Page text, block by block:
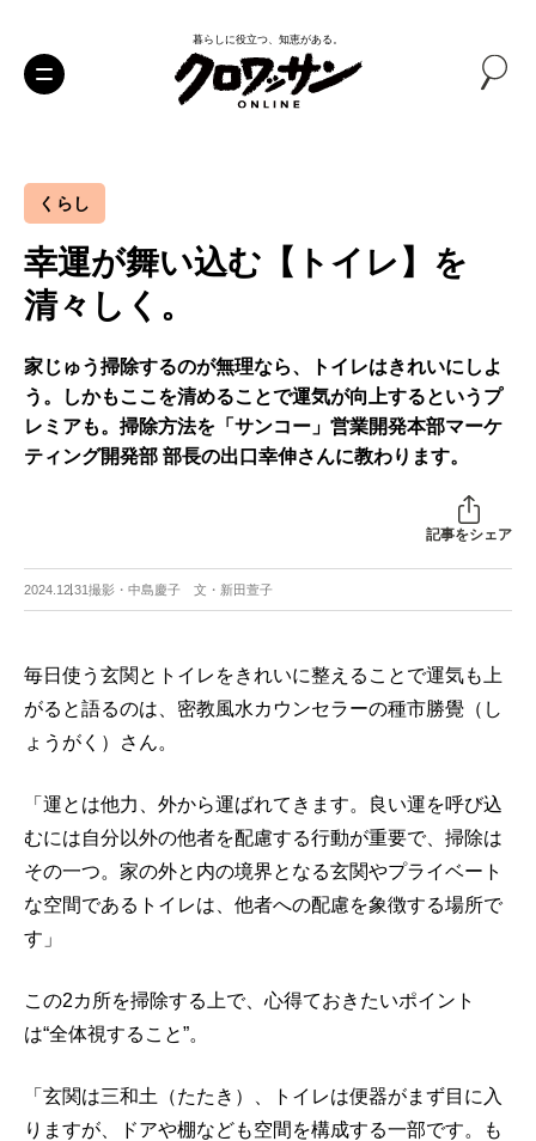
暮らしに役立つ、知恵がある。
くらし
幸運が舞い込む【トイレ】を
清々しく。
家じゅう掃除するのが無理なら、トイレはきれいにしよ
う。しかもここを清めることで運気が向上するというプ
レミアも。掃除方法を「サンコー」営業開発本部マーケ
ティング開発部 部長の出口幸伸さんに教わります。
記事をシェア
2024.12.31撮影・中島慶子 文・新田萱子
毎日使う玄関とトイレをきれいに整えることで運気も上
がると語るのは、密教風水カウンセラーの種市勝覺（し
ょうがく）さん。
「運とは他力、外から運ばれてきます。良い運を呼び込
むには自分以外の他者を配慮する行動が重要で、掃除は
その一つ。家の外と内の境界となる玄関やプライベート
な空間であるトイレは、他者への配慮を象徴する場所で
す」
この2カ所を掃除する上で、心得ておきたいポイント
は“全体視すること”。
「玄関は三和土（たたき）、トイレは便器がまず目に入
りますが、ドアや棚なども空間を構成する一部です。も